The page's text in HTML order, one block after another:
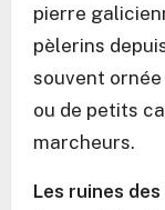
pierre
pèlerins
souvent
ou de petits
marcheurs.
Les ruines